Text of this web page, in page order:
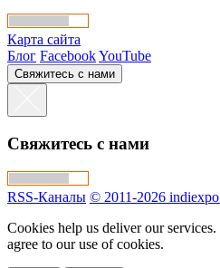
Карта сайта
Блог FacebookYouTube
Свяжитесь с нами
Свяжитесь с нами
RSS-Каналы © 2011-2026
Cookies help us deliver our
agree to our use of cookies.